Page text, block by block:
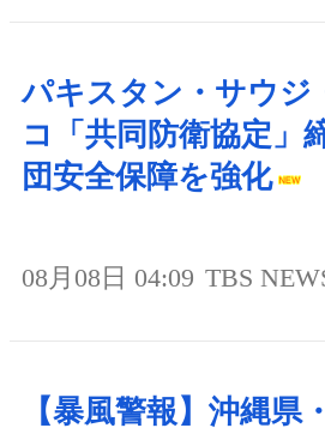
パキスタン・サウジ
コ「共同防衛協定
団安全保障を強化
08月08日 04:09 TBS
【暴風警報】沖縄県